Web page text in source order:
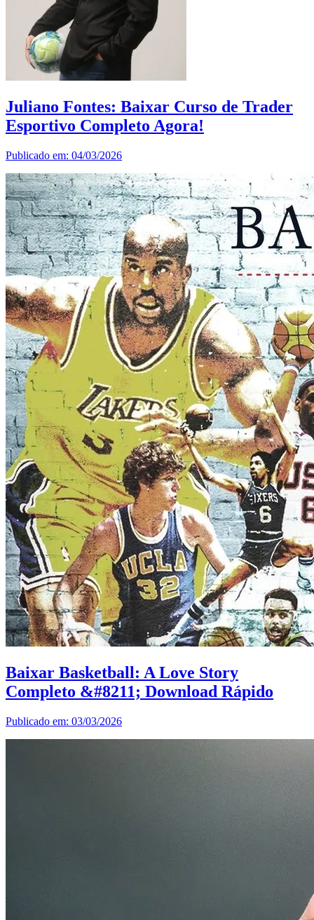
Juliano Fontes: Baixar Curso de Trader
Esportivo Completo Agora!
Publicado em: 04/03/2026
Baixar Basketball: A Love Story
Completo &#8211; Download Rápido
Publicado em: 03/03/2026